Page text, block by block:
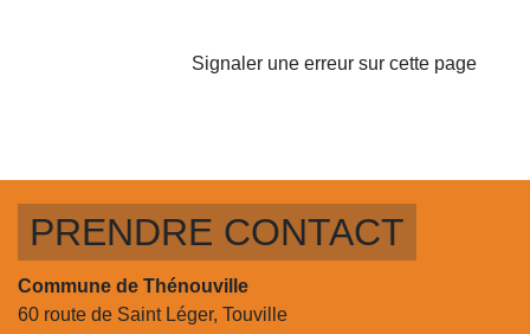
Signaler une erreur sur cette page
PRENDRE CONTACT
Commune de Thénouville
60 route de Saint Léger, Touville